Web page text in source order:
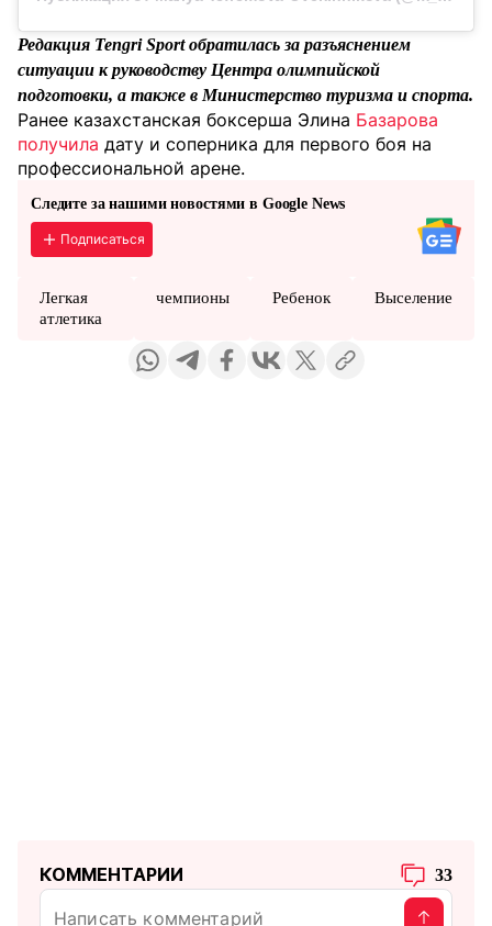
Редакция Tengri Sport обратилась за разъяснением
ситуации к руководству Центра олимпийской
подготовки, а также в Министерство туризма и спорта.
Ранее казахстанская боксерша Элина Базарова
получила дату и соперника для первого боя на
профессиональной арене.
Следите за нашими новостями в Google News
Подписаться
Легкая
атлетика
чемпионы Ребенок Выселение
КОММЕНТАРИИ 33